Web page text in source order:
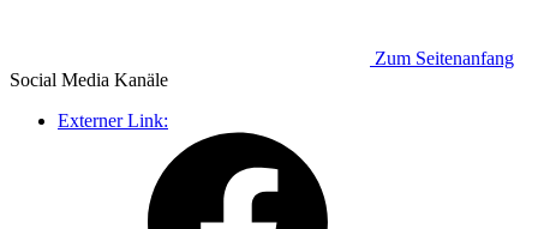
Zum Seitenanfang
Social Media Kanäle
Externer Link: